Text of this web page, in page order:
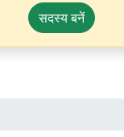
सदस्य बनें